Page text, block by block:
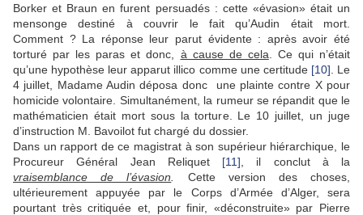
Borker et Braun en furent persuadés : cette «évasion» était un
mensonge destiné à couvrir le fait qu’Audin était mort.
Comment ? La réponse leur parut évidente : après avoir été
torturé par les paras et donc, à cause de cela . Ce qui n’était
qu’une hypothèse leur apparut illico comme une certitude [10] . Le
4 juillet, Madame Audin déposa donc une plainte contre X pour
homicide volontaire. Simultanément, la rumeur se répandit que le
mathématicien était mort sous la torture. Le 10 juillet, un juge
d’instruction M. Bavoilot fut chargé du dossier.
Dans un rapport de ce magistrat à son supérieur hiérarchique, le
Procureur Général Jean Reliquet [11] , il conclut à la
vraisemblance de l’évasion
Cette version des choses,
ultérieurement appuyée par le Corps d’Armée d’Alger, sera
pourtant très critiquée et, pour finir, «déconstruite» par Pierre